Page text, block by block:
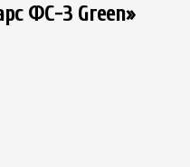
ФС-3 Green»